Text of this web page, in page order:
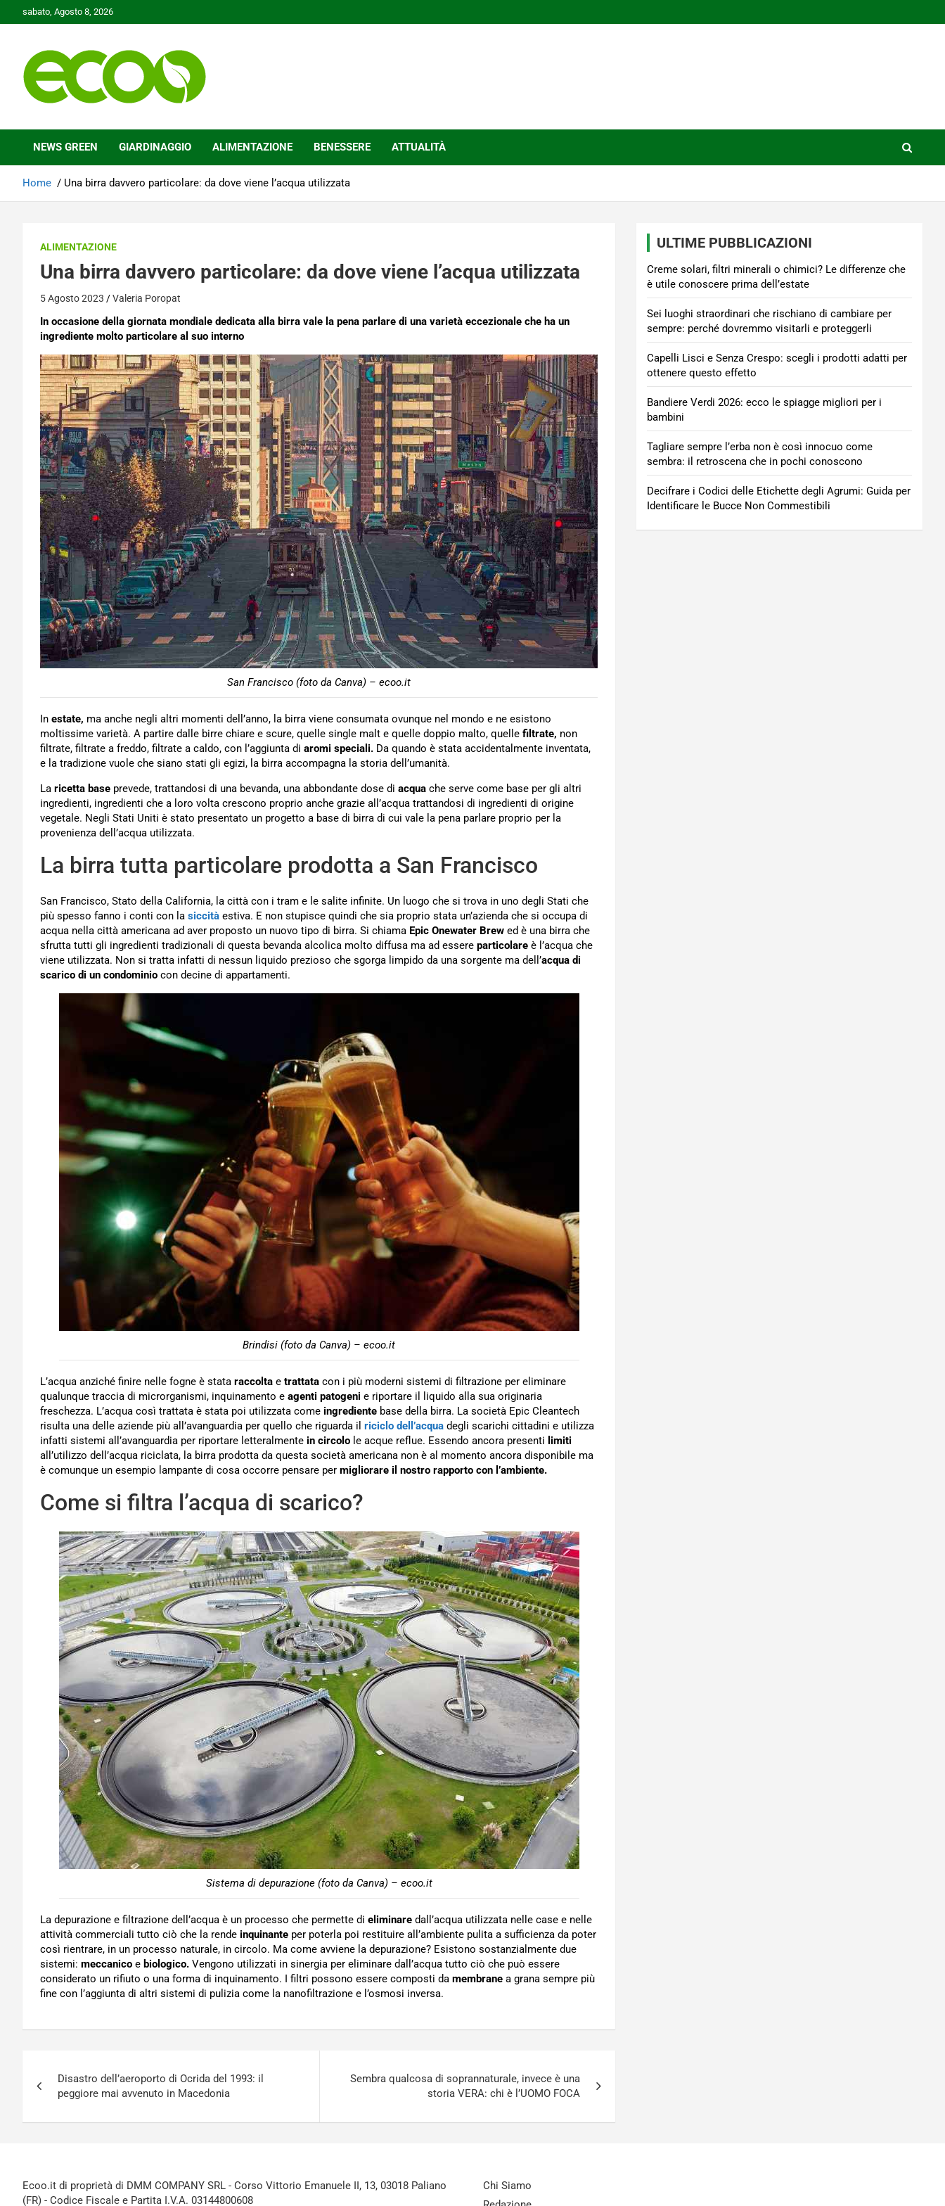
to
sabato, Agosto 8, 2026
Ecoo.it
NEWS GREEN GIARDINAGGIO ALIMENTAZIONE BENESSERE ATTUALITÀ
Home Una birra davvero particolare: da dove viene l’acqua utilizzata
ALIMENTAZIONE
Una birra davvero particolare: da dove viene l’acqua utilizzata
5 Agosto 2023 Valeria Poropat
In occasione della giornata mondiale dedicata alla birra vale la pena parlare di una varietà eccezionale che ha un
ingrediente molto particolare al suo interno
San Francisco (foto da Canva) – ecoo.it
In estate, ma anche negli altri momenti dell’anno, la birra viene consumata ovunque nel mondo e ne esistono
moltissime varietà. A partire dalle birre chiare e scure, quelle single malt e quelle doppio malto, quelle filtrate, non
filtrate, filtrate a freddo, filtrate a caldo, con l’aggiunta di aromi speciali. Da quando è stata accidentalmente inventata,
e la tradizione vuole che siano stati gli egizi, la birra accompagna la storia dell’umanità.
La ricetta base prevede, trattandosi di una bevanda, una abbondante dose di acqua che serve come base per gli altri
ingredienti, ingredienti che a loro volta crescono proprio anche grazie all’acqua trattandosi di ingredienti di origine
vegetale. Negli Stati Uniti è stato presentato un progetto a base di birra di cui vale la pena parlare proprio per la
provenienza dell’acqua utilizzata.
La birra tutta particolare prodotta a San Francisco
San Francisco, Stato della California, la città con i tram e le salite infinite. Un luogo che si trova in uno degli Stati che
più spesso fanno i conti con la siccità estiva. E non stupisce quindi che sia proprio stata un’azienda che si occupa di
acqua nella città americana ad aver proposto un nuovo tipo di birra. Si chiama Epic Onewater Brew ed è una birra che
sfrutta tutti gli ingredienti tradizionali di questa bevanda alcolica molto diffusa ma ad essere particolare è l’acqua che
viene utilizzata. Non si tratta infatti di nessun liquido prezioso che sgorga limpido da una sorgente ma dell’acqua di
scarico di un condominio con decine di appartamenti.
Brindisi (foto da Canva) – ecoo.it
L’acqua anziché finire nelle fogne è stata raccolta e trattata con i più moderni sistemi di filtrazione per eliminare
qualunque traccia di microrganismi, inquinamento e agenti patogeni e riportare il liquido alla sua originaria
freschezza. L’acqua così trattata è stata poi utilizzata come ingrediente base della birra. La società Epic Cleantech
risulta una delle aziende più all’avanguardia per quello che riguarda il riciclo dell’acqua degli scarichi cittadini e utilizza
infatti sistemi all’avanguardia per riportare letteralmente in circolo le acque reflue. Essendo ancora presenti limiti
all’utilizzo dell’acqua riciclata, la birra prodotta da questa società americana non è al momento ancora disponibile ma
è comunque un esempio lampante di cosa occorre pensare per migliorare il nostro rapporto con l’ambiente.
Come si filtra l’acqua di scarico?
Sistema di depurazione (foto da Canva) – ecoo.it
La depurazione e filtrazione dell’acqua è un processo che permette di eliminare dall’acqua utilizzata nelle case e nelle
attività commerciali tutto ciò che la rende inquinante per poterla poi restituire all’ambiente pulita a sufficienza da poter
così rientrare, in un processo naturale, in circolo. Ma come avviene la depurazione? Esistono sostanzialmente due
sistemi: meccanico e biologico. Vengono utilizzati in sinergia per eliminare dall’acqua tutto ciò che può essere
considerato un rifiuto o una forma di inquinamento. I filtri possono essere composti da membrane a grana sempre più
fine con l’aggiunta di altri sistemi di pulizia come la nanofiltrazione e l’osmosi inversa.
articoli
Disastro dell’aeroporto di Ocrida del 1993: il
peggiore mai avvenuto in Macedonia
Sembra qualcosa di soprannaturale, invece è una
storia VERA: chi è l’UOMO FOCA
ULTIME PUBBLICAZIONI
Creme solari, filtri minerali o chimici? Le differenze che
è utile conoscere prima dell’estate
Sei luoghi straordinari che rischiano di cambiare per
sempre: perché dovremmo visitarli e proteggerli
Capelli Lisci e Senza Crespo: scegli i prodotti adatti per
ottenere questo effetto
Bandiere Verdi 2026: ecco le spiagge migliori per i
bambini
Tagliare sempre l’erba non è così innocuo come
sembra: il retroscena che in pochi conoscono
Decifrare i Codici delle Etichette degli Agrumi: Guida per
Identificare le Bucce Non Commestibili
Ecoo.it di proprietà di DMM COMPANY SRL - Corso Vittorio Emanuele II, 13, 03018 Paliano
(FR) - Codice Fiscale e Partita I.V.A. 03144800608
Chi Siamo